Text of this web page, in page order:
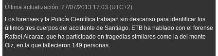
Última actualización: 27/07/2013 17:03 (UTC+2)
Los forenses y la Policía Científica trabajan sin descanso para identificar los
últimos tres cuerpos del accidente de Santiago. ETB ha hablado con el forense
Rafael Alcaraz, que ha participado en tragedias similares como la del monte
Oiz, en la que fallecieron 149 personas.